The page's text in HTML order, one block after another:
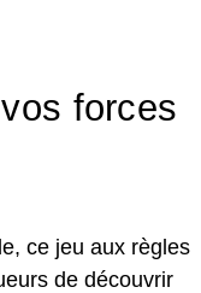
forces
ce jeu aux règles
de découvrir